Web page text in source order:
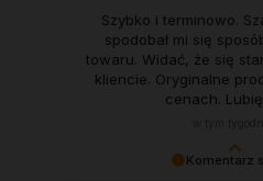
Komentarz
Szybko i terminowo.
spodobał mi się
towaru. Widać, że się
kliencie. Oryginalne
cenach.